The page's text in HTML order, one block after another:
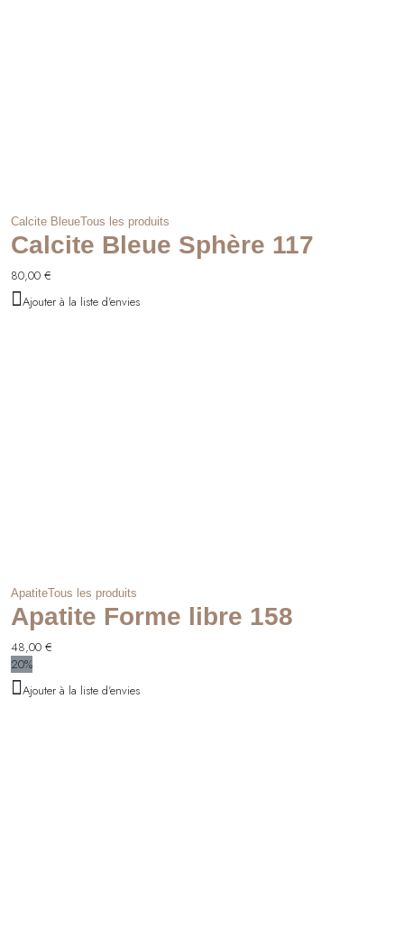
Calcite BleueTous les produits
Calcite Bleue Sphère 117
80,00 €
Ajouter à la liste d'envies
ApatiteTous les produits
Apatite Forme libre 158
48,00 €
20%
Ajouter à la liste d'envies